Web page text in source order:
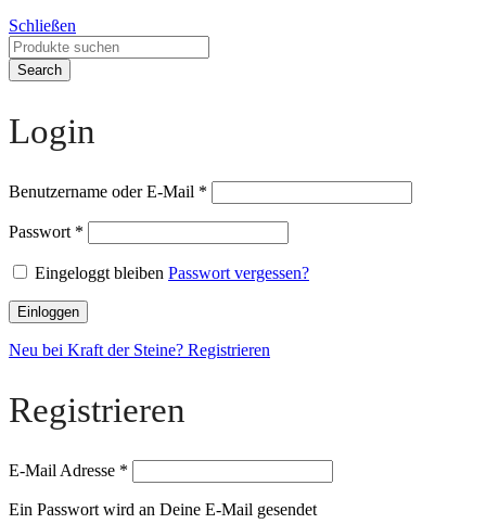
Schließen
Search
Login
Benutzername oder E-Mail *
Passwort *
Eingeloggt bleiben Passwort vergessen?
Einloggen
Neu bei Kraft der Steine? Registrieren
Registrieren
E-Mail Adresse *
Ein Passwort wird an Deine E-Mail gesendet